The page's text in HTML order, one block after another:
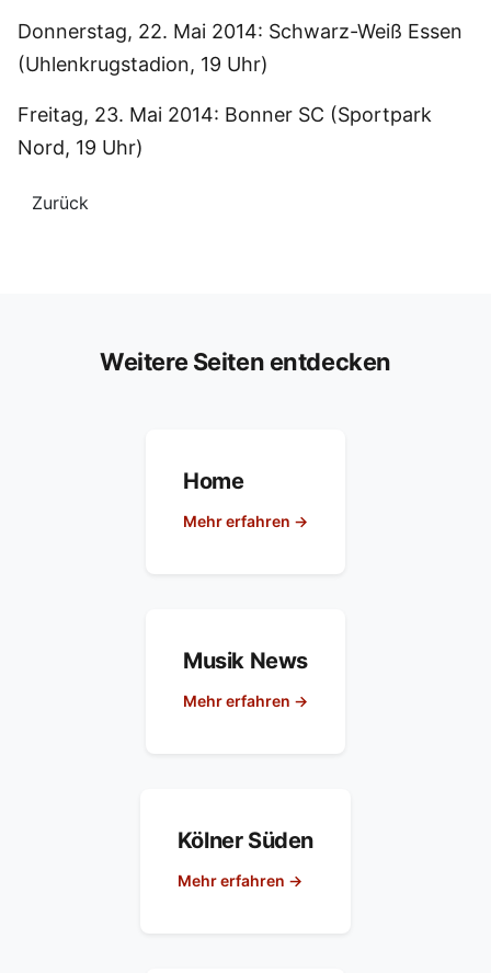
Donnerstag, 22. Mai 2014: Schwarz-Weiß Essen
(Uhlenkrugstadion, 19 Uhr)
Freitag, 23. Mai 2014: Bonner SC (Sportpark
Nord, 19 Uhr)
Zurück
Weitere Seiten entdecken
Home
Mehr erfahren →
Musik News
Mehr erfahren →
Kölner Süden
Mehr erfahren →